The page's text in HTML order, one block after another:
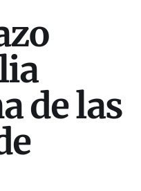
de las